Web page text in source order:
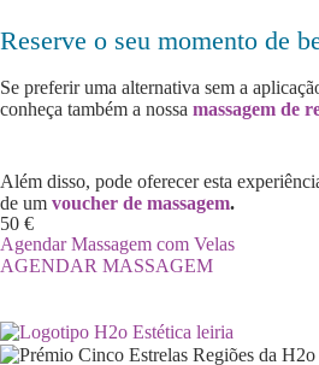
Reserve o seu momento de
Se preferir uma alternativa sem a
conheça também a nossa massagem de
Além disso, pode oferecer esta
de um voucher de massagem.
50 €
Agendar Massagem com Velas
AGENDAR MASSAGEM